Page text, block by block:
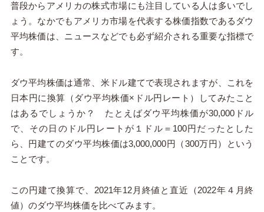
普段からアメリカの株式市場にも注目している人は多いでし
ょう。なかでもアメリカ市場を代表する株価指数であるダウ
平均株価は、ニュースなどでも必ず紹介される重要な指標で
す。
ダウ平均株価は通常、米ドル建てで表現されますが、これを
日本円に換算（ダウ平均株価×ドル円レート）してみたこと
はあるでしょうか？ たとえばダウ平均株価が30,000ドル
で、その日のドル円レートが１ドル＝100円だったとした
ら、円建てのダウ平均株価は3,000,000円（300万円）という
ことです。
この円建て換算で、2021年12月終値と直近（2022年４月終
値）のダウ平均株価を比べてみます。